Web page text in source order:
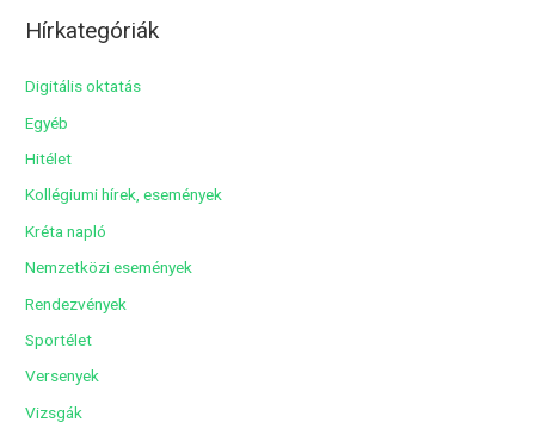
hHírkategóriák
Digitális oktatás
Egyéb
Hitélet
Kollégiumi hírek, események
Kréta napló
Nemzetközi események
Rendezvények
Sportélet
Versenyek
Vizsgák